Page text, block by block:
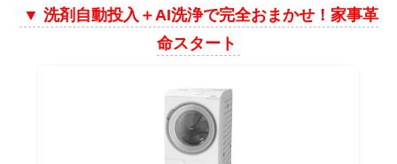
▼ 洗剤自動投入＋AI洗浄で完全おまかせ！家事革
命スタート